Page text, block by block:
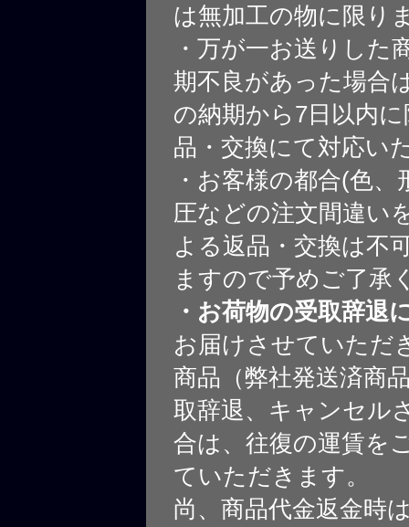
は無加工の物に限り
・万が一お送りした
期不良があった場合
の納期から7日以内
品・交換にて対応い
・お客様の都合(色、
圧などの注文間違い
よる返品・交換は不
ますので予めご了承
・お荷物の受取辞退
お届けさせていただ
商品（弊社発送済商
取辞退、キャンセル
合は、往復の運賃を
ていただきます。
尚、商品代金返金時